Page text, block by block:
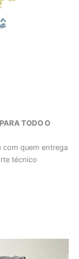
TODO O
com quem entrega
técnico